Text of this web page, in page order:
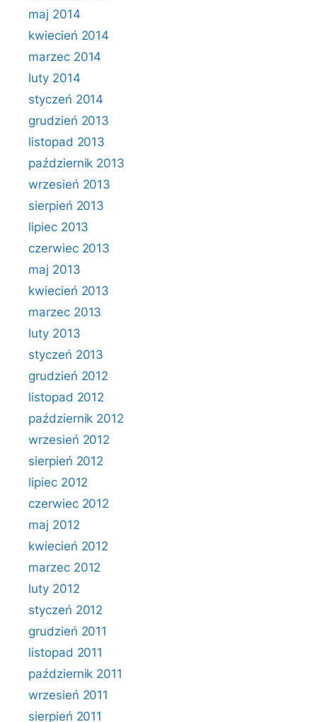
maj 2014
kwiecień 2014
marzec 2014
luty 2014
styczeń 2014
grudzień 2013
listopad 2013
październik 2013
wrzesień 2013
sierpień 2013
lipiec 2013
czerwiec 2013
maj 2013
kwiecień 2013
marzec 2013
luty 2013
styczeń 2013
grudzień 2012
listopad 2012
październik 2012
wrzesień 2012
sierpień 2012
lipiec 2012
czerwiec 2012
maj 2012
kwiecień 2012
marzec 2012
luty 2012
styczeń 2012
grudzień 2011
listopad 2011
październik 2011
wrzesień 2011
sierpień 2011